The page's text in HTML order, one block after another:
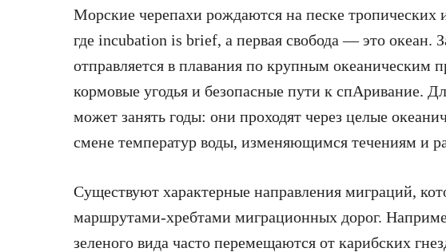
Морские черепахи рождаются на песке тропических
где incubation is brief, а первая свобода — это океан.
отправляется в плавания по крупным океаническим
кормовые угодья и безопасные пути к спАривание.
может занять годы: они проходят через целые
смене температур воды, изменяющимся течениям и
Существуют характерные направления миграций,
маршрутами-хребтами миграционных дорог.
зеленого вида часто перемещаются от карибских